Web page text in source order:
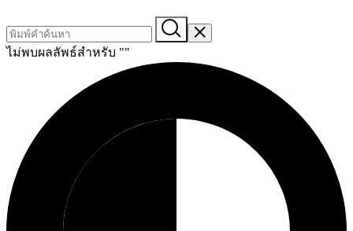
ไม่พบผลลัพธ์สำหรับ ""